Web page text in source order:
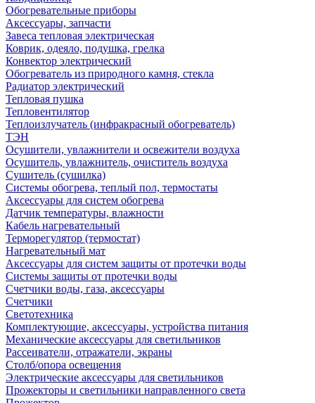
Обогревательные приборы
Аксессуары, запчасти
Завеса тепловая электрическая
Коврик, одеяло, подушка, грелка
Конвектор электрический
Обогреватель из природного камня, стекла
Радиатор электрический
Тепловая пушка
Тепловентилятор
Теплоизлучатель (инфракрасный обогреватель)
ТЭН
Осушители, увлажнители и освежители воздуха
Осушитель, увлажнитель, очиститель воздуха
Сушитель (сушилка)
Системы обогрева, теплый пол, термостаты
Аксессуары для систем обогрева
Датчик температуры, влажности
Кабель нагревательный
Терморегулятор (термостат)
Нагревательный мат
Аксессуары для систем защиты от протечки воды
Системы защиты от протечки воды
Счетчики воды, газа, аксессуары
Счетчики
Светотехника
Комплектующие, аксессуары, устройства питания
Механические аксессуары для светильников
Рассеиватели, отражатели, экраны
Столб/опора освещения
Электрические аксессуары для светильников
Прожекторы и светильники направленного света